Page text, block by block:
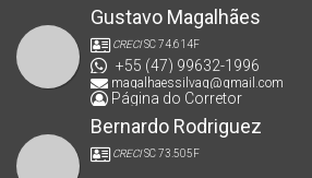
Gustavo Magalhães
CRECISC 74.614F
+55 (47) 99632-1996
magalhaessilvag@gmail.com
Página do Corretor
Bernardo Rodriguez
CRECISC 73.505F